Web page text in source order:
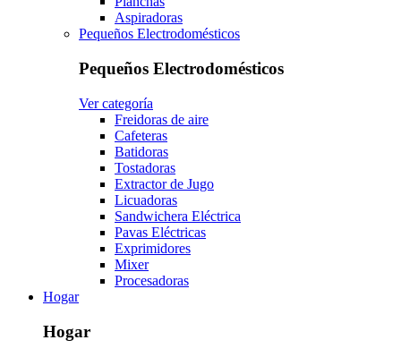
Aspiradoras
Pequeños Electrodomésticos
Pequeños Electrodomésticos
Ver categoría
Freidoras de aire
Cafeteras
Batidoras
Tostadoras
Extractor de Jugo
Licuadoras
Sandwichera Eléctrica
Pavas Eléctricas
Exprimidores
Mixer
Procesadoras
Hogar
Hogar